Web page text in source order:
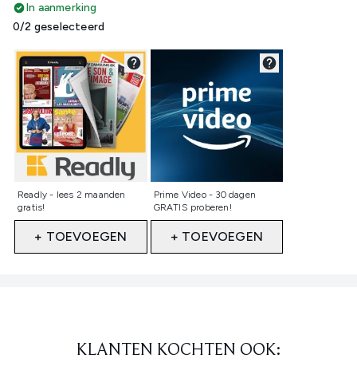
In aanmerking
0/2 geselecteerd
Readly - lees 2 maanden
gratis!
Niet geselecteerd
+ TOEVOEGEN
Prime Video - 30 dagen
GRATIS proberen!
Niet geselecteerd
+ TOEVOEGEN
KLANTEN KOCHTEN OOK: